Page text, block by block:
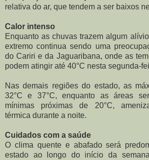
relativa do ar, que tendem a ser baixos
Calor intenso
Enquanto as chuvas trazem algum
extremo continua sendo uma
do Cariri e da Jaguaribana, onde as
podem atingir até 40°C nesta segunda-
Nas demais regiões do estado, as
32°C e 37°C, enquanto as áreas
mínimas próximas de 20°C,
térmica durante a noite.
Cuidados com a saúde
O clima quente e abafado será
estado ao longo do início da